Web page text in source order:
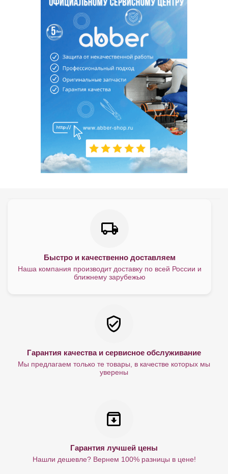
Быстро и качественно доставляем
Наша компания производит доставку по всей России и
ближнему зарубежью
Гарантия качества и сервисное обслуживание
Мы предлагаем только те товары, в качестве которых мы
уверены
Гарантия лучшей цены
Нашли дешевле? Вернем 100% разницы в цене!